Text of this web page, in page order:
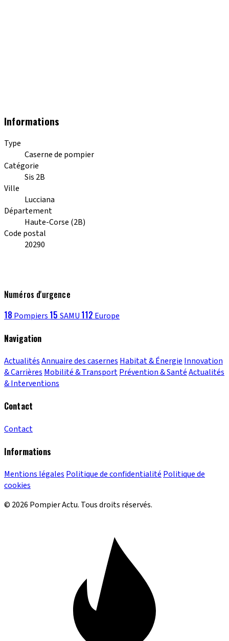
Informations
Type
Caserne de pompier
Catégorie
Sis 2B
Ville
Lucciana
Département
Haute-Corse (2B)
Code postal
20290
Numéros d'urgence
18 Pompiers 15 SAMU 112 Europe
Navigation
ActualitésAnnuaire des casernes Habitat & Énergie Innovation
& Carrières Mobilité & TransportPrévention & SantéActualités
& Interventions
Contact
Contact
Informations
Mentions légales Politique de confidentialité Politique de
cookies
© 2026 Pompier Actu. Tous droits réservés.